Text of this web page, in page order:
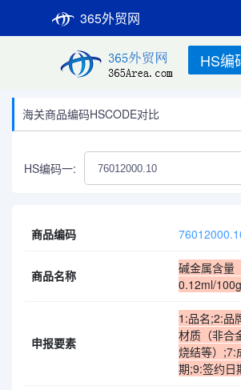
365外贸网
HS编
海关商品编码HSCODE对比
HS编码一:
商品编码
商品名称
碱金属含量
0.12ml/
申报要素
1:品名;2:品
材质（非合
烧结等）;7:
期;9:签约日